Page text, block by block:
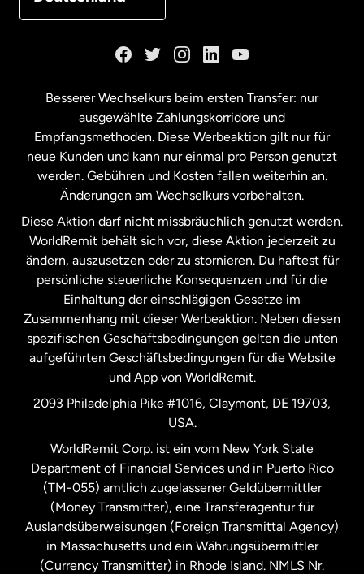
Malaysia
Neuseeland
Niederlande
Schweden
Spanien
Vereinigte Staaten English
Vereinigte Staaten
Vereinigtes Königreich
Besserer Wechselkurs beim ersten Transfer: nur
ausgewählte Zahlungskorridore und
Empfangsmethoden. Diese Werbeaktion gilt nur für
neue Kunden und kann nur einmal pro Person genutzt
werden. Gebühren und Kosten fallen weiterhin an.
Änderungen am Wechselkurs vorbehalten.
Diese Aktion darf nicht missbräuchlich genutzt werden.
WorldRemit behält sich vor, diese Aktion jederzeit zu
ändern, auszusetzen oder zu stornieren. Du haftest für
persönliche steuerliche Konsequenzen und für die
Einhaltung der einschlägigen Gesetze im
Zusammenhang mit dieser Werbeaktion. Neben diesen
spezifischen Geschäftsbedingungen gelten die unten
aufgeführten Geschäftsbedingungen für die Website
und App von WorldRemit.
2093 Philadelphia Pike #1016, Claymont, DE 19703,
USA.
WorldRemit Corp. ist ein vom New York State
Department of Financial Services und in Puerto Rico
(TM-055) amtlich zugelassener Geldübermittler
(Money Transmitter), eine Transferagentur für
Auslandsüberweisungen (Foreign Transmittal Agency)
in Massachusetts und ein Währungsübermittler
(Currency Transmitter) in Rhode Island. NMLS Nr.